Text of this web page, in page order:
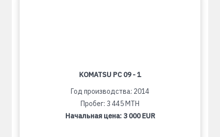
KOMATSU PC 09 - 1
Год производства: 2014
Пробег: 3 445 MTH
Начальная цена: 3 000 EUR